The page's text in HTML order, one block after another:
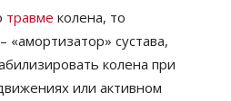
травме колена, то
«амортизатор» сустава,
колена при
или активном